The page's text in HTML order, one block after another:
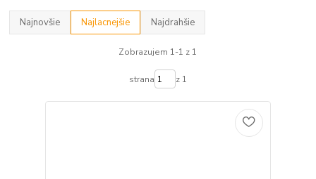
Najnovšie Najlacnejšie Najdrahšie
Zobrazujem 1-1 z 1
strana z 1